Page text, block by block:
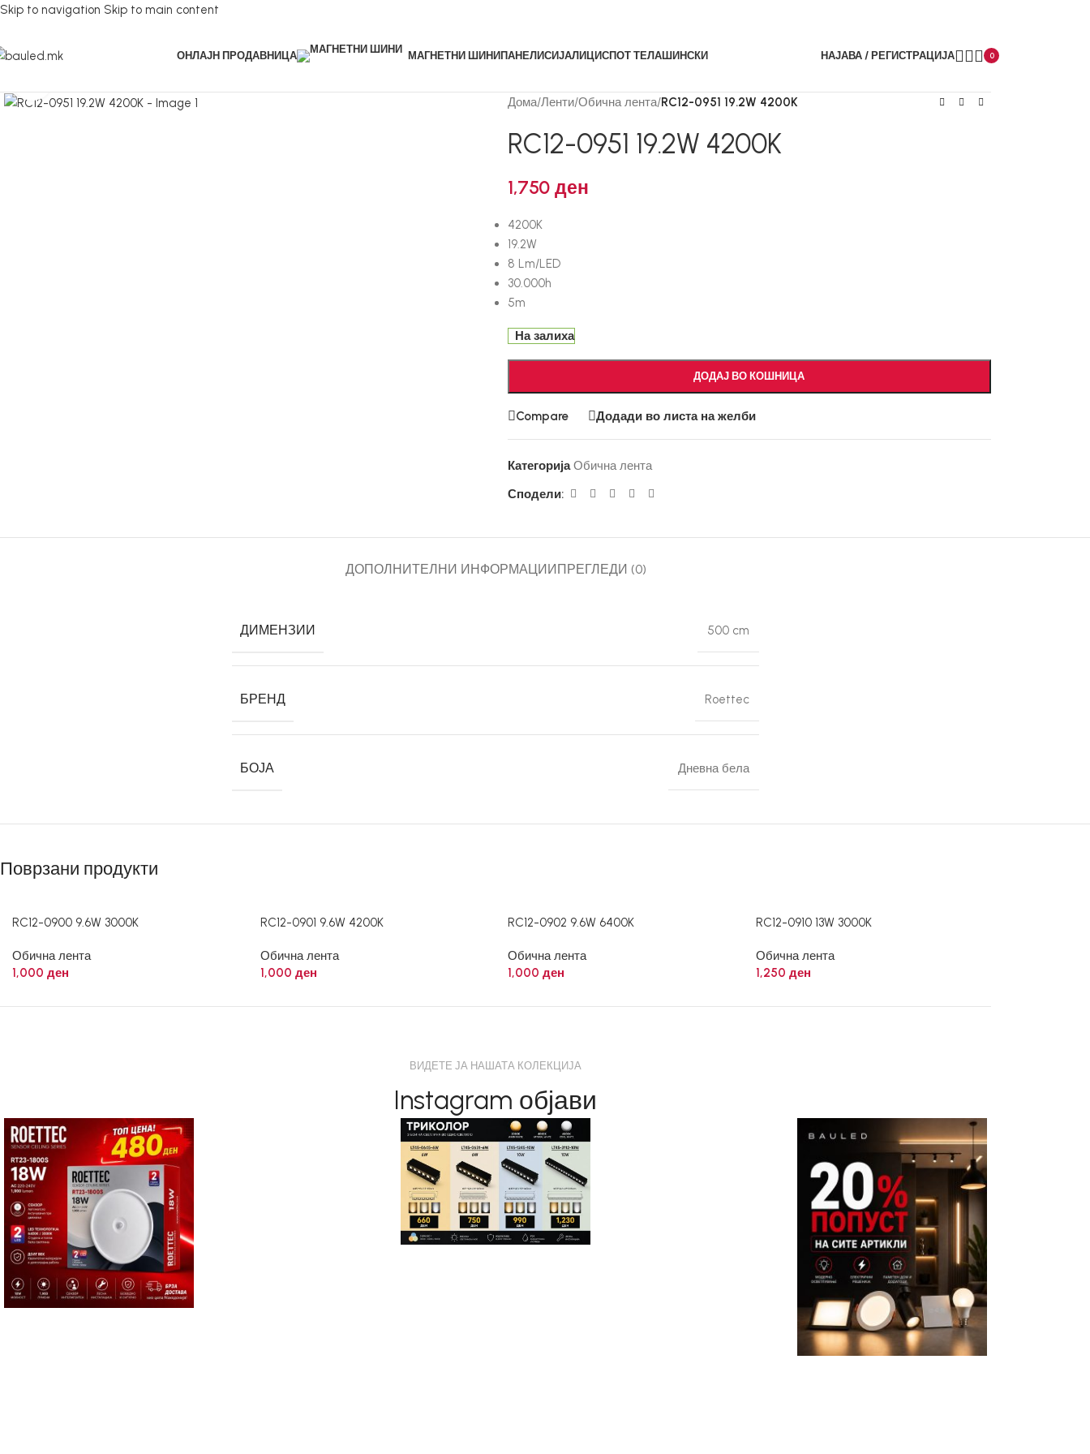
Skip to navigation Skip to main content
ОНЛАЈН ПРОДАВНИЦА МАГНЕТНИ ШИНИ ПАНЕЛИСИЈАЛИЦИСПОТ ТЕЛАШИНСКИ НАЈАВА / РЕГИСТРАЦИЈА 0
Дома/Ленти/Обична лента/RC12-0951 19.2W 4200K
RC12-0951 19.2W 4200K
1,750 ден
4200K
19.2W
8 Lm/LED
30.000h
5m
На залиха
ДОДАЈ ВО КОШНИЦА
Compare Додади во листа на желби
Категорија Обична лента
Сподели:
ДОПОЛНИТЕЛНИ ИНФОРМАЦИИПРЕГЛЕДИ (0)
ДИМЕНЗИИ 500 cm
БРЕНД Roettec
БОЈА Дневна бела
Поврзани продукти
RC12-0900 9.6W 3000K
Обична лента
1,000 ден
RC12-0901 9.6W 4200K
Обична лента
1,000 ден
RC12-0902 9.6W 6400K
Обична лента
1,000 ден
RC12-0910 13W 3000K
Обична лента
1,250 ден
ВИДЕТЕ ЈА НАШАТА КОЛЕКЦИЈА
Instagram објави